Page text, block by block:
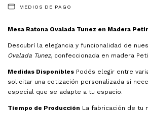
MEDIOS DE PAGO
Mesa Ratona Ovalada Tunez en Madera
Descubrí la elegancia y funcionalidad de
Ovalada Tunez, confeccionada en madera
Medidas Disponibles Podés elegir entre
solicitar una cotización personalizada si
especial que se adapte a tu espacio.
Tiempo de Producción La fabricación de tu